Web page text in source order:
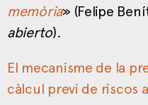
memòria» (Felipe
abierto).
El mecanisme de la
càlcul previ de riscos